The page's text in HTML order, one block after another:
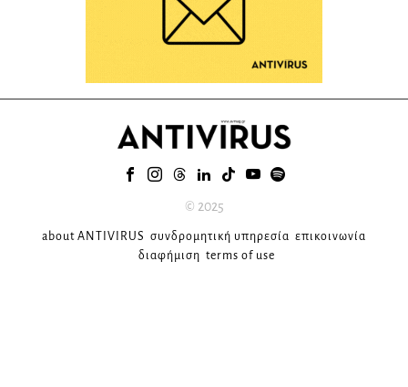
© 2025
about ANTIVIRUS συνδρομητική υπηρεσία επικοινωνία
διαφήμιση terms of use